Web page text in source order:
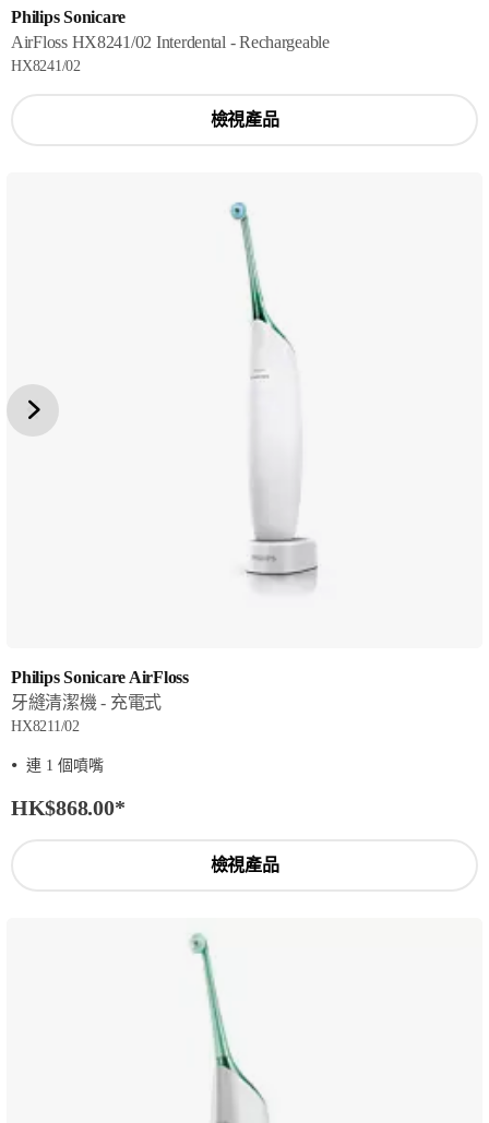
Philips Sonicare
AirFloss HX8241/02 Interdental - Rechargeable
HX8241/02
檢視產品
Philips Sonicare AirFloss
牙縫清潔機 - 充電式
HX8211/02
連 1 個噴嘴
HK$868.00*
檢視產品